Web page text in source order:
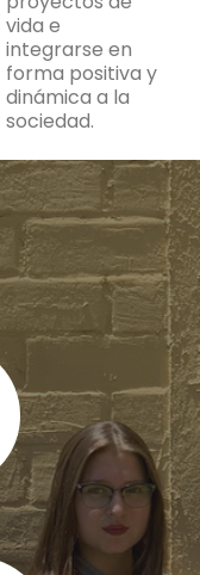
vida e
integrarse en
forma positiva y
dinámica a la
sociedad.